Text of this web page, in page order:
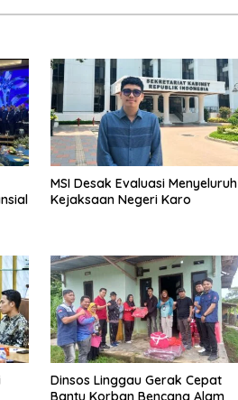
MSI Desak Evaluasi Menyeluruh
Kejaksaan Negeri Karo
Dinsos Linggau Gerak Cepat
Bantu Korban Bencana Alam